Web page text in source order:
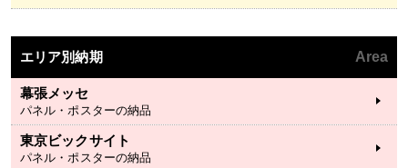
エリア別納期 Area
幕張メッセ
パネル・ポスターの納品
東京ビックサイト
パネル・ポスターの納品